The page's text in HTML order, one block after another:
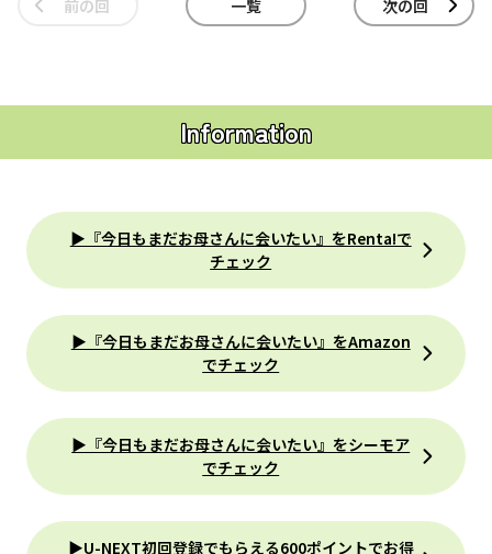
前の回 一覧 次の回
Information
▶『今日もまだお母さんに会いたい』をRenta!で
チェック
▶『今日もまだお母さんに会いたい』をAmazon
でチェック
▶『今日もまだお母さんに会いたい』をシーモア
でチェック
▶U-NEXT初回登録でもらえる600ポイントでお得